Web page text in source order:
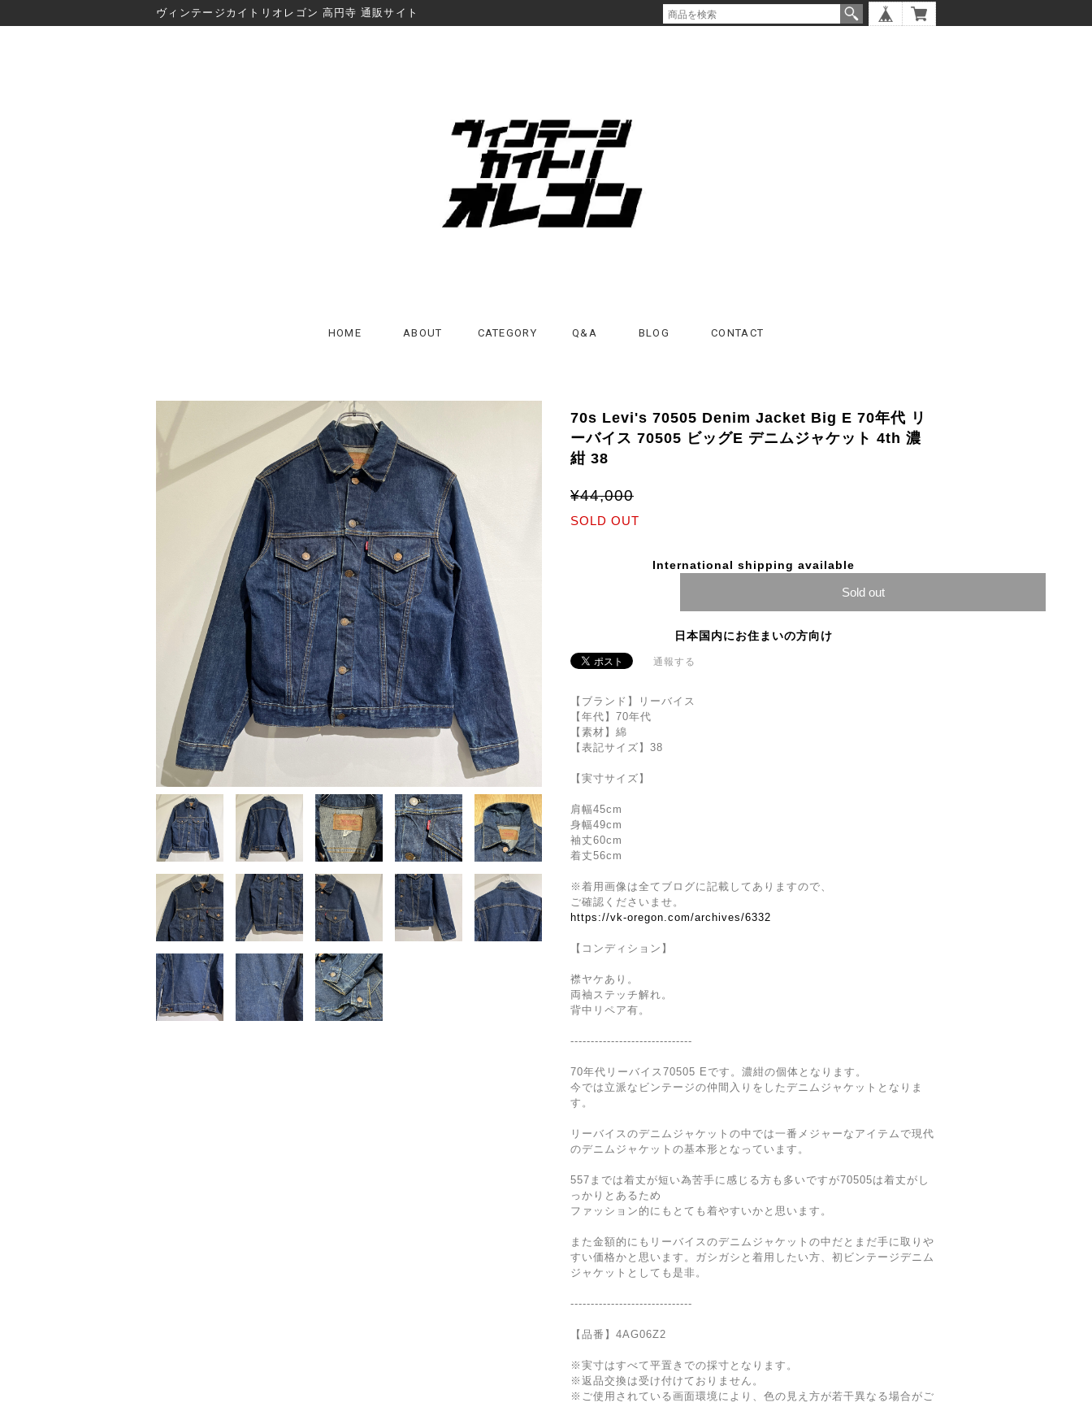
ヴィンテージカイトリオレゴン 高円寺 通販サイト
HOME ABOUT CATEGORY Q&A BLOG CONTACT
70s Levi's 70505 Denim Jacket Big E 70年代 リ
ーバイス 70505 ビッグE デニムジャケット 4th 濃
紺 38
¥44,000
SOLD OUT
International shipping available
Sold out
日本国内にお住まいの方向け
通報する
【ブランド】リーバイス
【年代】70年代
【素材】綿
【表記サイズ】38
【実寸サイズ】
肩幅45cm
身幅49cm
袖丈60cm
着丈56cm
※着用画像は全てブログに記載してありますので、
ご確認くださいませ。
https://vk-oregon.com/archives/6332
【コンディション】
襟ヤケあり。
両袖ステッチ解れ。
背中リペア有。
------------------------------
70年代リーバイス70505 Eです。濃紺の個体となります。
今では立派なビンテージの仲間入りをしたデニムジャケットとなりま
す。
リーバイスのデニムジャケットの中では一番メジャーなアイテムで現代
のデニムジャケットの基本形となっています。
557までは着丈が短い為苦手に感じる方も多いですが70505は着丈がし
っかりとあるため
ファッション的にもとても着やすいかと思います。
また金額的にもリーバイスのデニムジャケットの中だとまだ手に取りや
すい価格かと思います。ガシガシと着用したい方、初ビンテージデニム
ジャケットとしても是非。
------------------------------
【品番】4AG06Z2
※実寸はすべて平置きでの採寸となります。
※返品交換は受け付けておりません。
※ご使用されている画面環境により、色の見え方が若干異なる場合がご